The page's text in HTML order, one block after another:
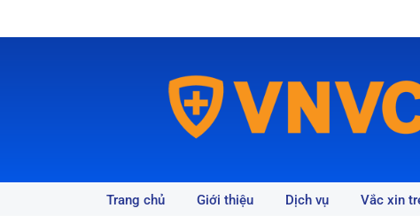
Trang chủ Giới thiệu Dịch vụ Vắc xin